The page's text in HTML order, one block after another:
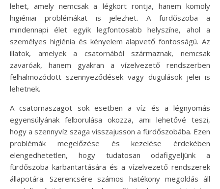
lehet, amely nemcsak a légkört rontja, hanem komoly
higiéniai problémákat is jelezhet. A fürdőszoba a
mindennapi élet egyik legfontosabb helyszíne, ahol a
személyes higiénia és kényelem alapvető fontosságú. Az
illatok, amelyek a csatornából származnak, nemcsak
zavaróak, hanem gyakran a vízelvezető rendszerben
felhalmozódott szennyeződések vagy dugulások jelei is
lehetnek.
A csatornaszagot sok esetben a víz és a légnyomás
egyensúlyának felborulása okozza, ami lehetővé teszi,
hogy a szennyvíz szaga visszajusson a fürdőszobába. Ezen
problémák megelőzése és kezelése érdekében
elengedhetetlen, hogy tudatosan odafigyeljünk a
fürdőszoba karbantartására és a vízelvezető rendszerek
állapotára. Szerencsére számos hatékony megoldás áll